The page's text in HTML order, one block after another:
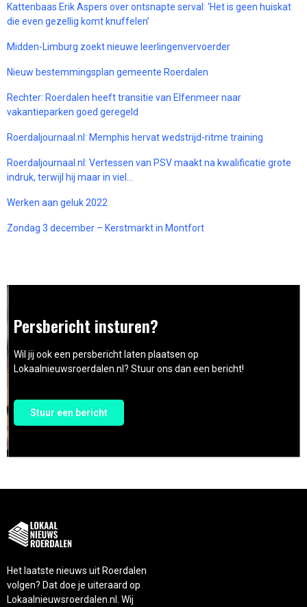
Kattenbaas Erik Aspers over ontsnapte serval: ‘Het is geen huiskat
die even gezellig komt knuffelen’
Midden-Limburg zoekt nieuwe leerlingenvervoerder
Nieuw bestemmingsplan gemeente Roerdalen
Rechter: Roerdalen heeft transitie van Elfenmeer naar
vakantieparken goed geregeld
Roerdaljournaal.nl: Memphis hervat wedstrijd-ritme training
Roerdaljournaal.nl: Vertessen van PSV maakt na kwalificatie grote
indruk, terwijl hij maar in viel…
Werken aan geluk 2022
Zondag 3 december – Kerstmarkt in Montfort
Persbericht insturen?
Wil jij ook een persbericht laten plaatsen op
Lokaalnieuwsroerdalen.nl? Stuur ons dan een bericht!
Stuur een bericht
Het laatste nieuws uit Roerdalen
volgen? Dat doe je uiteraard op
Lokaalnieuwsroerdalen.nl. Wij